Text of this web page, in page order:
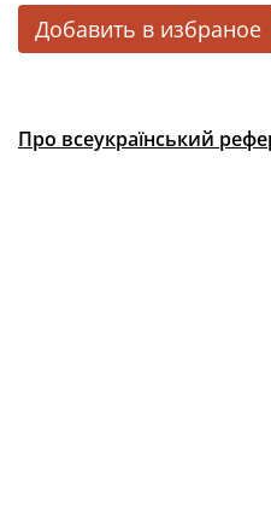
Добавить в избраное
Про всеукраїнський